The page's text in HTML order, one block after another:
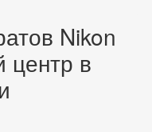
Nikon
центр в